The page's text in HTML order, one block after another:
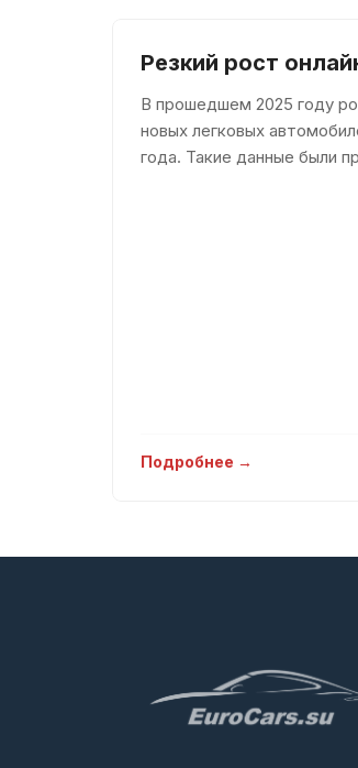
Резкий рост
В прошедшем 2025 году
новых легковых
года. Такие данные были
Подробнее →